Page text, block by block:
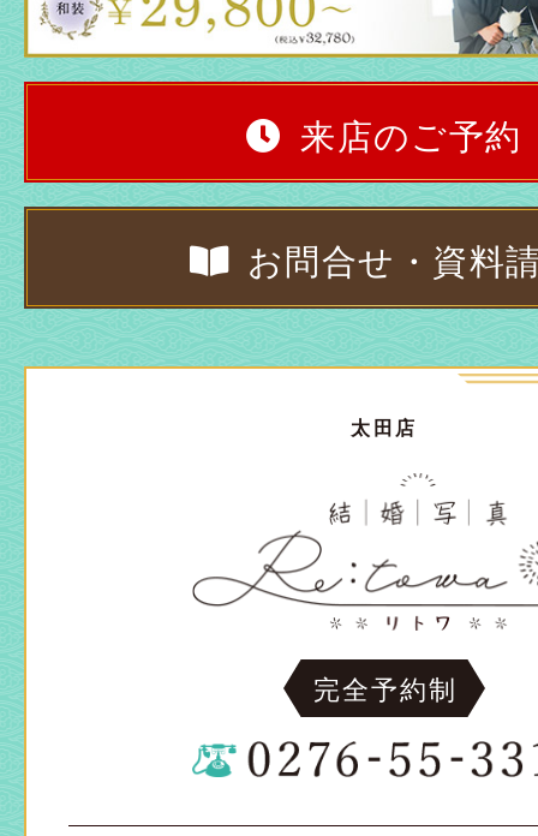
来店のご予約
お問合せ・資料
太田店
完全予約制